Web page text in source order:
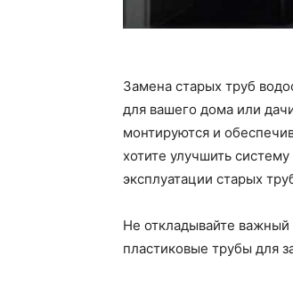
Замена старых труб
для вашего дома или
монтируются и
хотите улучшить
эксплуатации старых
Не откладывайте
пластиковые трубы для